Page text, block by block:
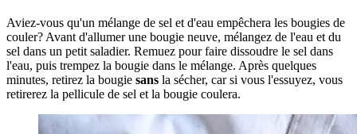
Aviez-vous qu'un mélange de sel et d'eau empêchera les bougies de
couler? Avant d'allumer une bougie neuve, mélangez de l'eau et du
sel dans un petit saladier. Remuez pour faire dissoudre le sel dans
l'eau, puis trempez la bougie dans le mélange. Après quelques
minutes, retirez la bougie sans la sécher, car si vous l'essuyez, vous
retirerez la pellicule de sel et la bougie coulera.